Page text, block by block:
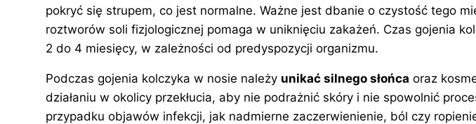
pokryć się strupem, co jest normalne. Ważne jest dbanie o czystość tego
roztworów soli fizjologicznej pomaga w uniknięciu zakażeń. Czas gojenia
2 do 4 miesięcy, w zależności od predyspozycji organizmu.
Podczas gojenia kolczyka w nosie należy unikać silnego słońca oraz
działaniu w okolicy przekłucia, aby nie podrażnić skóry i nie spowolnić
przypadku objawów infekcji, jak nadmierne zaczerwienienie, ból czy